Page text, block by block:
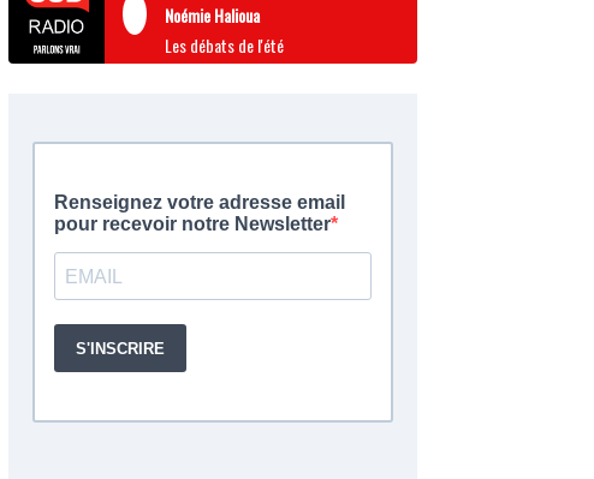
Noémie Halioua
Les débats de l'été